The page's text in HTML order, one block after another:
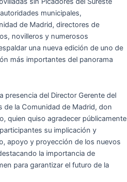
municipales,
de Madrid, directores de
novilleros y numerosos
una nueva edición de uno de
ón más importantes del panorama
presencia del Director Gerente del
de la Comunidad de Madrid, don
quien quiso agradecer públicamente
su implicación y
apoyo y proyección de los nuevos
la importancia de
para garantizar el futuro de la